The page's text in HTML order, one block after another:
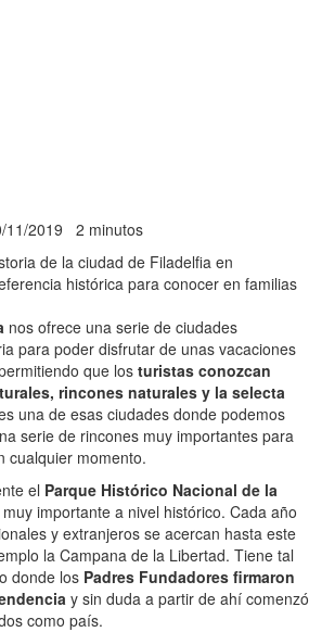
11/2019 2 minutos
de la ciudad de Filadelfia en
histórica para conocer en familias
nos ofrece una serie de ciudades
para poder disfrutar de unas vacaciones
que los turistas conozcan
rincones naturales y la selecta
una de esas ciudades donde podemos
serie de rincones muy importantes para
cualquier momento.
el Parque Histórico Nacional de la
importante a nivel histórico. Cada año
y extranjeros se acercan hasta este
la Campana de la Libertad. Tiene tal
donde los Padres Fundadores firmaron
y sin duda a partir de ahí comenzó
como país.